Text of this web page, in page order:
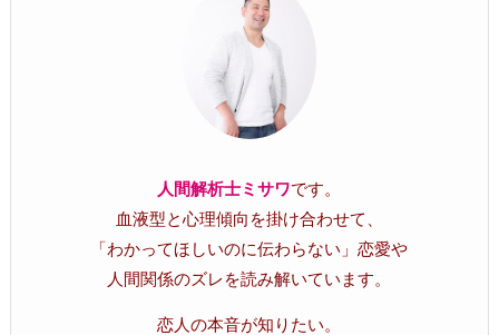
人間解析士ミサワです。
血液型と心理傾向を掛け合わせて、
「わかってほしいのに伝わらない」恋愛や
人間関係のズレを読み解いています。
恋人の本音が知りたい。